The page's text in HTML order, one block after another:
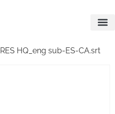
HQ_eng sub-ES-CA.srt